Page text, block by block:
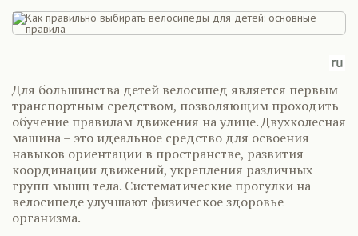
Для большинства детей велосипед является первым
транспортным средством, позволяющим проходить
обучение правилам движения на улице. Двухколесная
машина – это идеальное средство для освоения
навыков ориентации в пространстве, развития
координации движений, укрепления различных
групп мышц тела. Систематические прогулки на
велосипеде улучшают физическое здоровье
организма.